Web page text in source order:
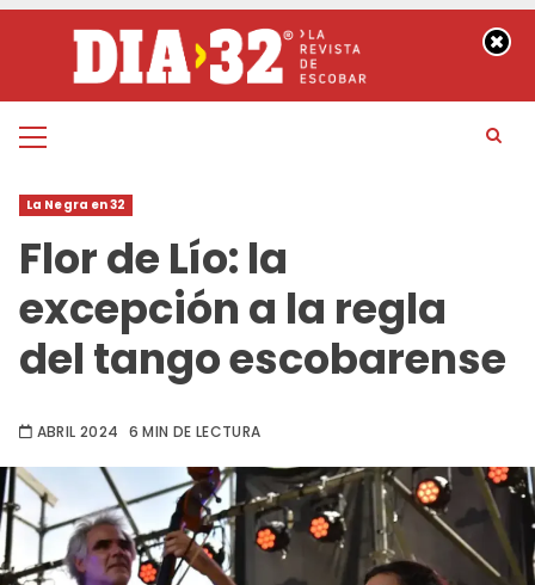
contenido
Menú
La Negra en 32
Flor de Lío: la
excepción a la regla
del tango escobarense
ABRIL 2024 6 MIN DE LECTURA